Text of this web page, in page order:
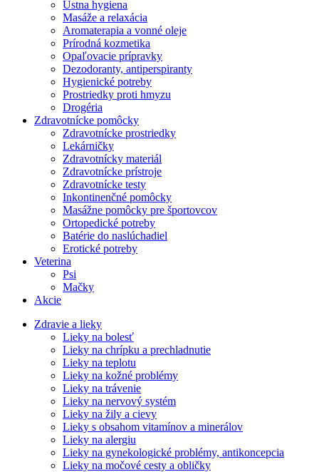
Ústna hygiena
Masáže a relaxácia
Aromaterapia a vonné oleje
Prírodná kozmetika
Opaľovacie prípravky
Dezodoranty, antiperspiranty
Hygienické potreby
Prostriedky proti hmyzu
Drogéria
Zdravotnícke pomôcky
Zdravotnícke prostriedky
Lekárničky
Zdravotnícky materiál
Zdravotnícke prístroje
Zdravotnícke testy
Inkontinenčné pomôcky
Masážne pomôcky pre športovcov
Ortopedické potreby
Batérie do naslúchadiel
Erotické potreby
Veterina
Psi
Mačky
Akcie
Zdravie a lieky
Lieky na bolesť
Lieky na chrípku a prechladnutie
Lieky na teplotu
Lieky na kožné problémy
Lieky na trávenie
Lieky na nervový systém
Lieky na žily a cievy
Lieky s obsahom vitamínov a minerálov
Lieky na alergiu
Lieky na gynekologické problémy, antikoncepcia
Lieky na močové cesty a obličky